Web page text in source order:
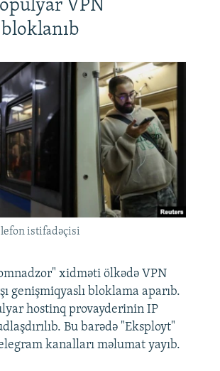
VPN
istifadəçisi
xidməti ölkədə VPN
genişmiqyaslı bloklama aparıb.
hostinq provayderinin IP
Bu barədə "Eksployt"
kanalları məlumat yayıb.